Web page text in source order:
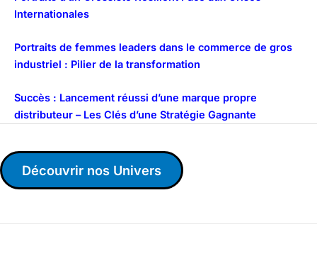
Internationales
Portraits de femmes leaders dans le commerce de gros
industriel : Pilier de la transformation
Succès : Lancement réussi d’une marque propre
distributeur – Les Clés d’une Stratégie Gagnante
Découvrir nos Univers